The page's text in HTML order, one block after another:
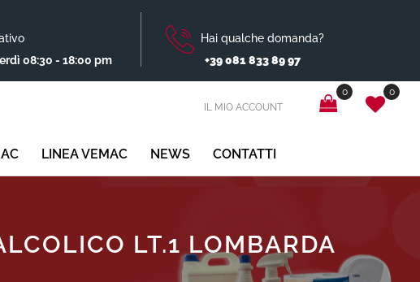
08:30 - 18:00 pm
Hai qualche domanda?
+39 081 833 89 97
IL MIO ACCOUNT
0 0
LINEA VEMAC NEWS CONTATTI
LT.1 LOMBARDA